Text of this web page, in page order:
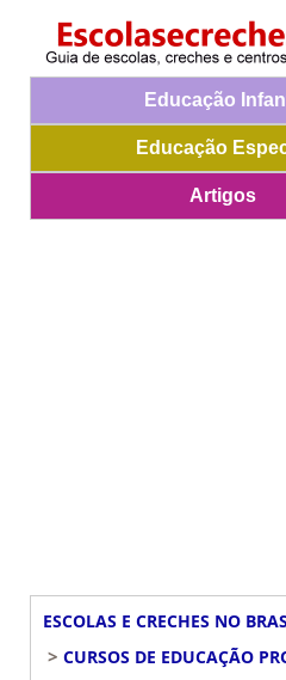
Educação
Educação
Artigos
ESCOLAS E CRECHES NO
> CURSOS DE EDUCAÇÃO